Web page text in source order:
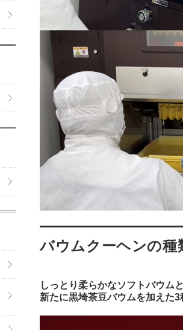
バウムクーヘンの種
しっとり柔らかなソフトバウム
新たに黒埼茶豆バウムを加えた3